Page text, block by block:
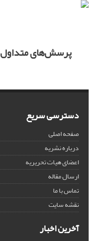
پرسش‌های متداول
دسترسی سریع
صفحه اصلی
درباره نشریه
اعضای هیات تحریریه
ارسال مقاله
تماس با ما
نقشه سایت
آخرین اخبار